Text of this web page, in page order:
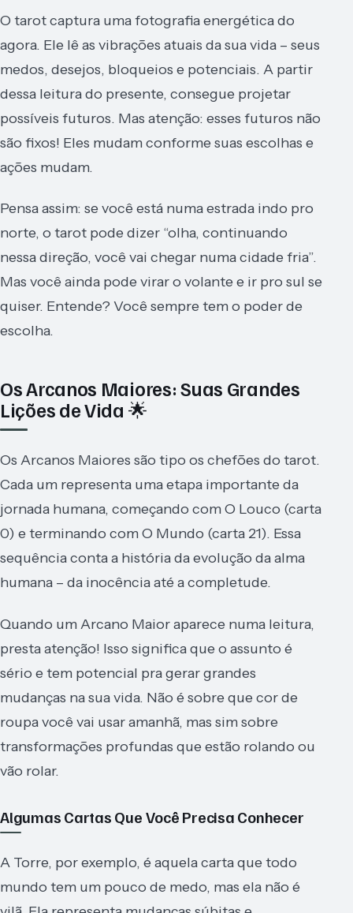
O tarot captura uma fotografia energética do
agora. Ele lê as vibrações atuais da sua vida – seus
medos, desejos, bloqueios e potenciais. A partir
dessa leitura do presente, consegue projetar
possíveis futuros. Mas atenção: esses futuros não
são fixos! Eles mudam conforme suas escolhas e
ações mudam.
Pensa assim: se você está numa estrada indo pro
norte, o tarot pode dizer “olha, continuando
nessa direção, você vai chegar numa cidade fria”.
Mas você ainda pode virar o volante e ir pro sul se
quiser. Entende? Você sempre tem o poder de
escolha.
Os Arcanos Maiores: Suas Grandes
Lições de Vida 🌟
Os Arcanos Maiores são tipo os chefões do tarot.
Cada um representa uma etapa importante da
jornada humana, começando com O Louco (carta
0) e terminando com O Mundo (carta 21). Essa
sequência conta a história da evolução da alma
humana – da inocência até a completude.
Quando um Arcano Maior aparece numa leitura,
presta atenção! Isso significa que o assunto é
sério e tem potencial pra gerar grandes
mudanças na sua vida. Não é sobre que cor de
roupa você vai usar amanhã, mas sim sobre
transformações profundas que estão rolando ou
vão rolar.
Algumas Cartas Que Você Precisa Conhecer
A Torre, por exemplo, é aquela carta que todo
mundo tem um pouco de medo, mas ela não é